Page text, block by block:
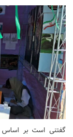
گفتنی است بر اساس